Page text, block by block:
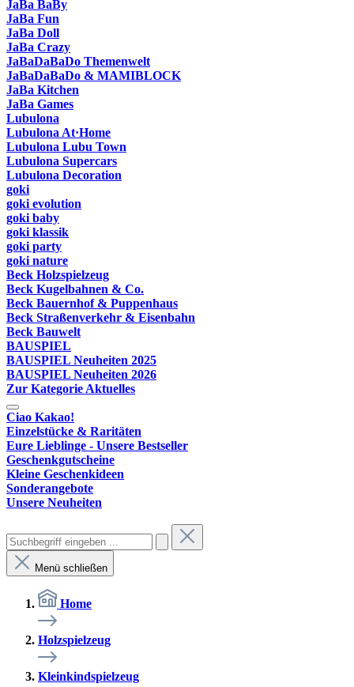
JaBa BaBy
JaBa Fun
JaBa Doll
JaBa Crazy
JaBaDaBaDo Themenwelt
JaBaDaBaDo & MAMIBLOCK
JaBa Kitchen
JaBa Games
Lubulona
Lubulona At·Home
Lubulona Lubu Town
Lubulona Supercars
Lubulona Decoration
goki
goki evolution
goki baby
goki klassik
goki party
goki nature
Beck Holzspielzeug
Beck Kugelbahnen & Co.
Beck Bauernhof & Puppenhaus
Beck Straßenverkehr & Eisenbahn
Beck Bauwelt
BAUSPIEL
BAUSPIEL Neuheiten 2025
BAUSPIEL Neuheiten 2026
Zur Kategorie Aktuelles
Ciao Kakao!
Einzelstücke & Raritäten
Eure Lieblinge - Unsere Bestseller
Geschenkgutscheine
Kleine Geschenkideen
Sonderangebote
Unsere Neuheiten
Menü schließen
Home
Holzspielzeug
Kleinkindspielzeug